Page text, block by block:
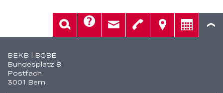
Fusszeile
BEKB | BCBE
Bundesplatz 8
Postfach
3001 Bern